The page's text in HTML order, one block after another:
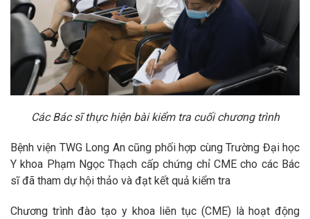
Các Bác sĩ thực hiện bài kiểm tra cuối chương trình
Bệnh viện TWG Long An cũng phối hợp cùng Trường Đại học
Y khoa Phạm Ngọc Thạch cấp chứng chỉ CME cho các Bác
sĩ đã tham dự hội thảo và đạt kết quả kiểm tra
Chương trình đào tạo y khoa liên tục (CME) là hoạt động